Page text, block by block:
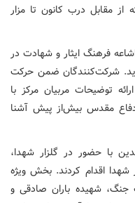
از مقابل درب کانون تا مزار
فرهنگ ایثار و شهادت در
شرکت‌کنندگان ضمن حرکت
توضیحات مربیان مرکز با
مقدس بیش‌از پیش آشنا
با حضور در گلزار شهدا،
شهدا اقدام کردند. بخش ویژه
جنگ، شهیده باران صادقی و